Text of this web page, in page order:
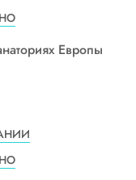
Европы